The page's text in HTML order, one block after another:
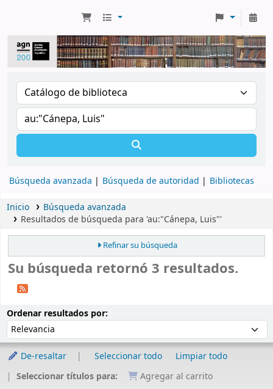
Búsqueda avanzada Búsqueda de autoridad Bibliotecas
Inicio
Búsqueda avanzada
Resultados de búsqueda para 'au:"Cánepa, Luis"'
Refinar su búsqueda
Su búsqueda retornó 3 resultados.
Ordenar resultados por:
De-resaltar Seleccionar todo
Limpiar todo
Seleccionar títulos para:
Agregar al carrito